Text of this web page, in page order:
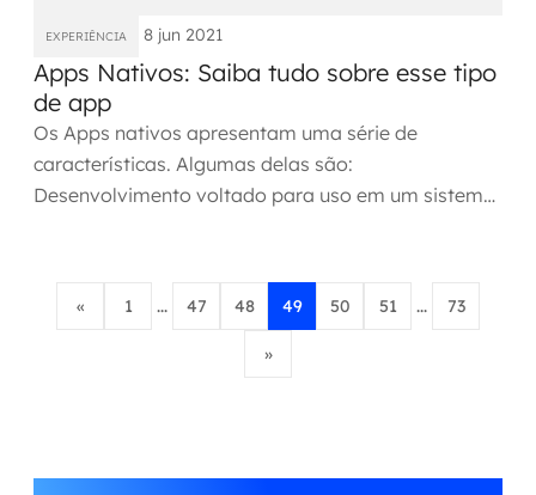
EXPERIÊNCIA 8 jun 2021
Apps Nativos: Saiba tudo sobre esse tipo
de app
Os Apps nativos apresentam uma série de
características. Algumas delas são:
Desenvolvimento voltado para uso em um sistema
« 1 ... 47 48 49 50 51 ... 73
»